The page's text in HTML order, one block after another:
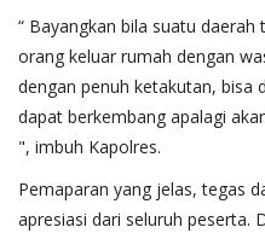
“ Bayangkan bila suatu
orang keluar rumah dengan
dengan penuh ketakutan, bisa
dapat berkembang apalagi
", imbuh Kapolres.
Pemaparan yang jelas, tegas
apresiasi dari seluruh peserta.